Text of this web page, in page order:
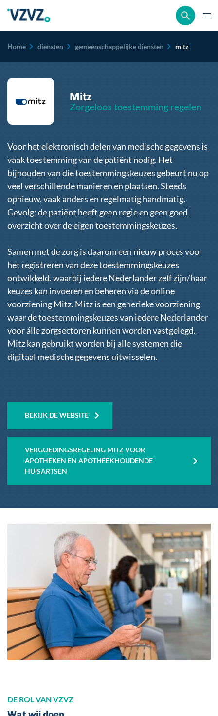
Kruimelpad
Home diensten gemeenschappelijke diensten mitz
Mitz
Zorgeloos toestemming regelen
Voor het elektronisch delen van medische gegevens is
vaak toestemming van de patiënt nodig. Het
bijhouden van die toestemmingskeuzes gebeurt nu op
veel verschillende manieren en plaatsen. Steeds
opnieuw, vaak anders en regelmatig handmatig.
Gevolg: de patiënt heeft geen regie en geen goed
overzicht over de eigen toestemmingskeuzes.
Samen met de zorg is daarom een nieuw proces voor
het registreren van deze toestemmingskeuzes
ontwikkeld, waarbij iedere Nederlander zelf zijn/haar
keuzes kan invoeren en beheren via de online
voorziening Mitz. Mitz is een generieke voorziening
waar de toestemmingskeuzes van iedere Nederlander
voor álle zorgsectoren kunnen worden vastgelegd.
Mitz kan gebruikt worden bij alle systemen die
digitaal medische gegevens uitwisselen.
BEKIJK DEWEBSITE
VERGOEDINGSREGELING MITZ VOOR
APOTHEKEN EN APOTHEEKHOUDENDE
HUISARTSEN
DE ROL VAN VZVZ